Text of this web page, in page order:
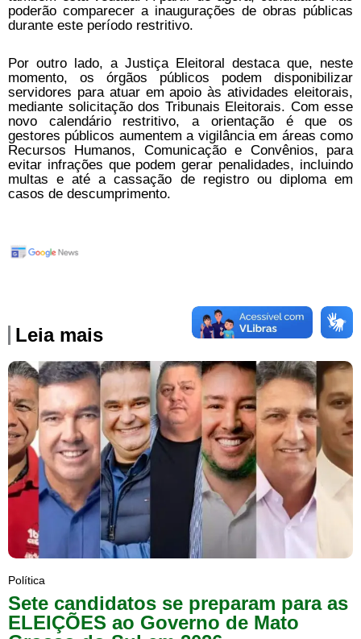
poderão comparecer a inaugurações de obras públicas
durante este período restritivo.
Por outro lado, a Justiça Eleitoral destaca que, neste
momento, os órgãos públicos podem disponibilizar
servidores para atuar em apoio às atividades eleitorais,
mediante solicitação dos Tribunais Eleitorais. Com esse
novo calendário restritivo, a orientação é que os
gestores públicos aumentem a vigilância em áreas como
Recursos Humanos, Comunicação e Convênios, para
evitar infrações que podem gerar penalidades, incluindo
multas e até a cassação de registro ou diploma em
casos de descumprimento.
Leia mais
Política
Sete candidatos se preparam para as
ELEIÇÕES ao Governo de Mato